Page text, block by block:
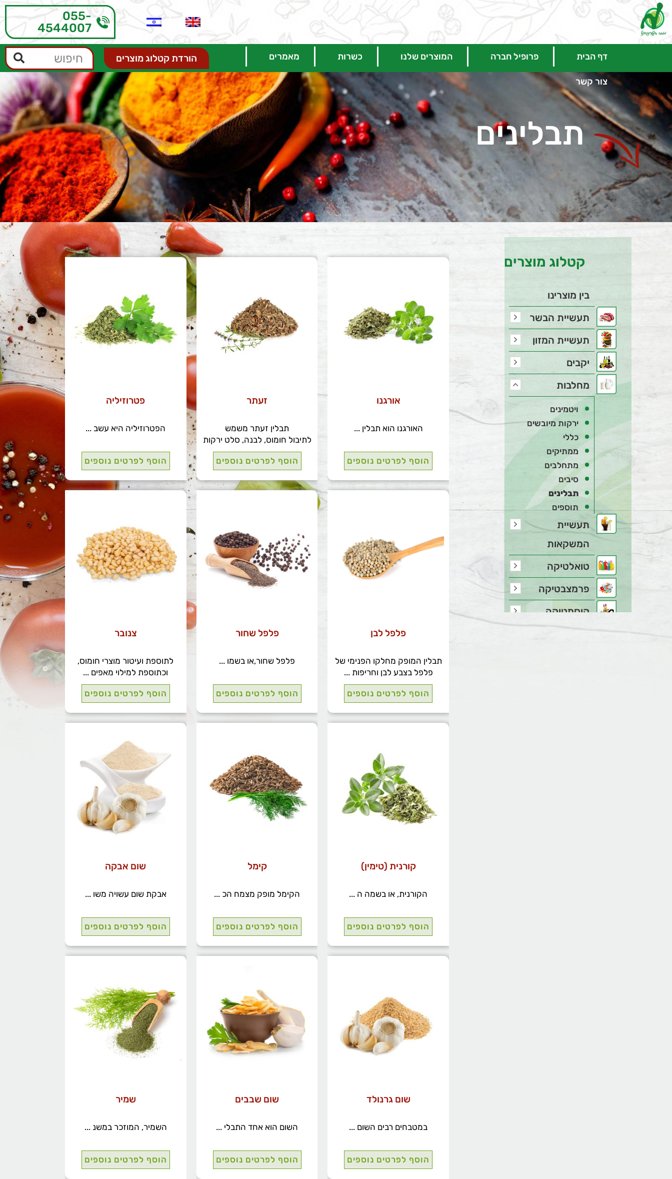
055-
4544007
דף הבית פרופיל חברה המוצרים שלנו כשרות מאמרים
צור קשר
הורדת קטלוג מוצרים
תבלינים
קטלוג מוצרים
בין מוצרינו
תעשיית הבשר
תעשיית המזון
יקבים
מחלבות
ויטמינים
ירקות מיובשים
כללי
ממתיקים
מתחלבים
סיבים
תבלינים
תוספים
תעשיית
המשקאות
טואלטיקה
פרמצבטיקה
קוסמטיקה
כל המוצרים
אורגנו
האורגנו הוא תבלין ...
הוסף לפרטים נוספים
זעתר
תבלין זעתר משמש
לתיבול חומוס, לבנה, סלט ירקות
ועוד ...
הוסף לפרטים נוספים
פטרוזיליה
הפטרוזיליה היא עשב ...
הוסף לפרטים נוספים
פלפל לבן
תבלין המופק מחלקו הפנימי של
פלפל בצבע לבן וחריפות ...
הוסף לפרטים נוספים
פלפל שחור
פלפל שחור,או בשמו ...
הוסף לפרטים נוספים
צנובר
לתוספת ועיטור מוצרי חומוס,
וכתוספת למילוי מאפים ...
הוסף לפרטים נוספים
קורנית (טימין)
הקורנית, או בשמה ה ...
הוסף לפרטים נוספים
קימל
הקימל מופק מצמח הכ ...
הוסף לפרטים נוספים
שום אבקה
אבקת שום עשויה משו ...
הוסף לפרטים נוספים
שום גרנולד
במטבחים רבים השום ...
הוסף לפרטים נוספים
שום שבבים
השום הוא אחד התבלי ...
הוסף לפרטים נוספים
שמיר
השמיר, המוזכר במשנ ...
הוסף לפרטים נוספים